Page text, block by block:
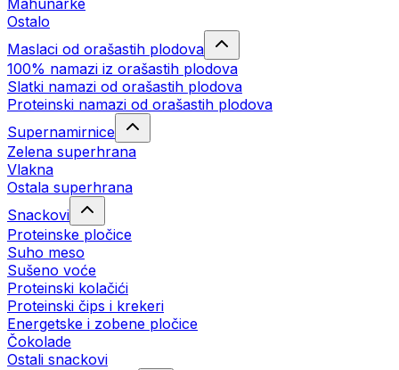
Mahunarke
Ostalo
Maslaci od orašastih plodova
100% namazi iz orašastih plodova
Slatki namazi od orašastih plodova
Proteinski namazi od orašastih plodova
Supernamirnice
Zelena superhrana
Vlakna
Ostala superhrana
Snackovi
Proteinske pločice
Suho meso
Sušeno voće
Proteinski kolačići
Proteinski čips i krekeri
Energetske i zobene pločice
Čokolade
Ostali snackovi